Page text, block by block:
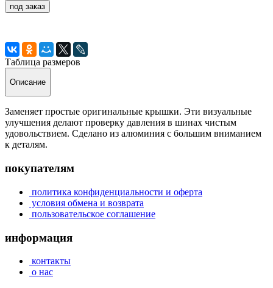
под заказ
Таблица размеров
Описание
Заменяет простые оригинальные крышки. Эти визуальные
улучшения делают проверку давления в шинах чистым
удовольствием. Сделано из алюминия с большим вниманием
к деталям.
покупателям
политика конфиденциальности и оферта
условия обмена и возврата
пользовательское соглашение
информация
контакты
о нас